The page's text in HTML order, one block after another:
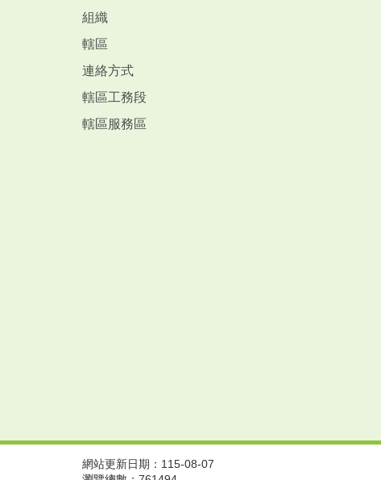
組織
轄區
連絡方式
轄區工務段
轄區服務區
網站更新日期：115-08-07